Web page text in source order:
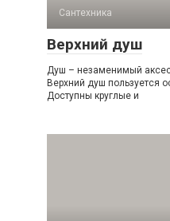
Сантехника
Верхний душ
Душ – незаменимый
Верхний душ пользуется
Доступны круглые и